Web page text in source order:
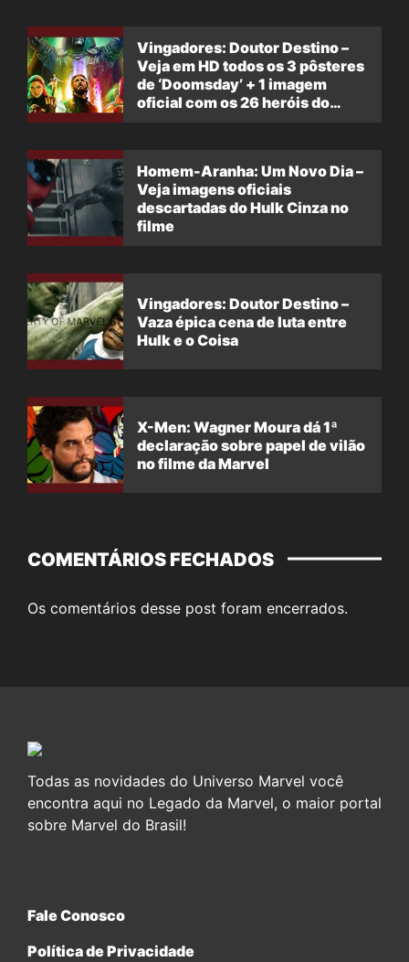
Vingadores: Doutor Destino –
Veja em HD todos os 3 pôsteres
de ‘Doomsday’ + 1 imagem
oficial com os 26 heróis do
Homem-Aranha: Um Novo Dia –
Veja imagens oficiais
descartadas do Hulk Cinza no
filme
Vingadores: Doutor Destino –
Vaza épica cena de luta entre
Hulk e o Coisa
X-Men: Wagner Moura dá 1ª
declaração sobre papel de vilão
no filme da Marvel
COMENTÁRIOS FECHADOS
Os comentários desse post foram encerrados.
Todas as novidades do Universo Marvel você
encontra aqui no Legado da Marvel, o maior portal
sobre Marvel do Brasil!
Fale Conosco
Política de Privacidade